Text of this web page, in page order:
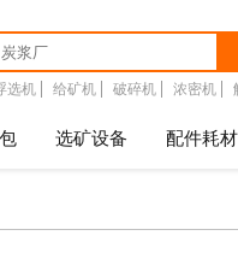
选机 给矿机 破碎机 浓密机
选矿设备 配件耗材